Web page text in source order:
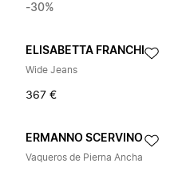
-30%
ELISABETTA FRANCHI
Wide Jeans
367 €
ERMANNO SCERVINO
Vaqueros de Pierna Ancha